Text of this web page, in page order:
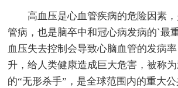
高血压是心血管疾病的危险因素
管病，也是脑卒中和冠心病发病的`最
血压失去控制会导致心脑血管的发病
升，给人类健康造成巨大危害，被称
的“无形杀手”，是全球范围内的重大公